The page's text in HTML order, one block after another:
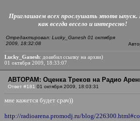
Приглашаем всех прослушать этотв ыпуск.
как всегда весело и интересно!
Отредактировал: Lucky_Ganesh 01 октября
2009, 18:32:08
Lucky_Ganesh: доавбил ссылку на архви)
01 октября 2009, 18:33:07
АВТОРАМ: Оценка Треков на Радио
Ответ #181 01 октября 2009, 18:03:31
мне кажется будет срач))
http://radioarena.promodj.ru/blog/